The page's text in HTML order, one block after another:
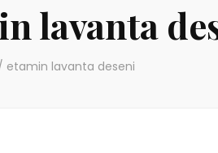
lavanta
etamin lavanta deseni